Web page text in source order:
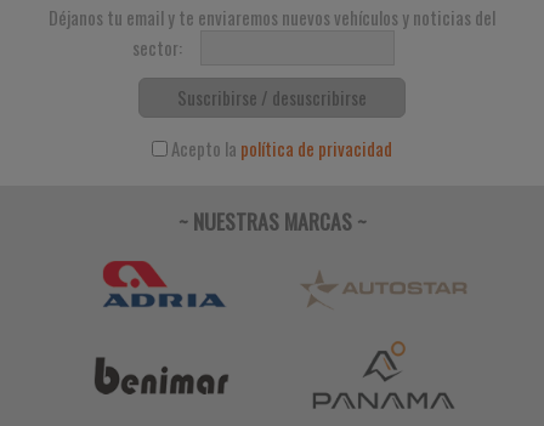
Déjanos tu email y te enviaremos nuevos vehículos y noticias del
sector:
Suscribirse / desuscribirse
Acepto la política de privacidad
~ NUESTRAS MARCAS ~